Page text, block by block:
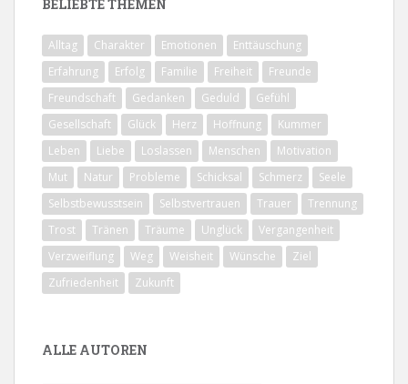
BELIEBTE THEMEN
Alltag Charakter Emotionen
Enttäuschung
Erfahrung
Erfolg Familie Freiheit
Freunde
Freundschaft
Gedanken Geduld
Gefühl
Gesellschaft
Glück Herz Hoffnung
Kummer
Leben
Liebe Loslassen Menschen
Motivation
Mut
Natur Probleme Schicksal Schmerz
Seele
Selbstbewusstsein
Selbstvertrauen Trauer
Trennung
Trost
Tränen Träume Unglück
Vergangenheit
Verzweiflung
Weg Weisheit Wünsche
Ziel
Zufriedenheit
Zukunft
ALLE AUTOREN